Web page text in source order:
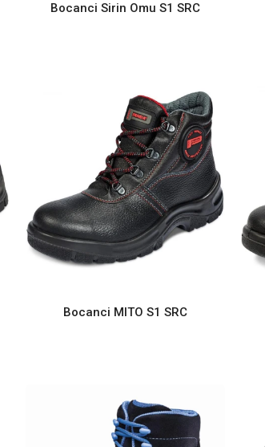
Bocanci Sirin Omu S1 SRC
Bocanci MITO S1 SRC